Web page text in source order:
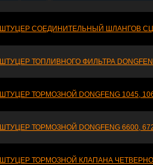
ШТУЦЕР СОЕДИНИТЕЛЬНЫЙ ШЛАНГОВ
ШТУЦЕР ТОПЛИВНОГО ФИЛЬТРА
ШТУЦЕР ТОРМОЗНОЙ DONGFENG 1045,
ШТУЦЕР ТОРМОЗНОЙ DONGFENG 6600,
ШТУЦЕР ТОРМОЗНОЙ КЛАПАНА